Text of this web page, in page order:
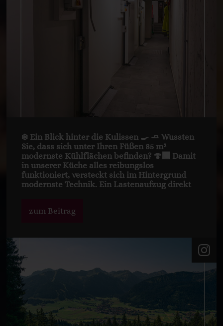
❄️ Ein Blick hinter die Kulissen 🍳 🧈 Wussten
Sie, dass sich unter Ihren Füßen 85 m²
modernste Kühlflächen befinden? 🍄‍🟫 Damit
in unserer Küche alles reibungslos
funktioniert, versteckt sich im Hintergrund
modernste Technik. Ein Lastenaufzug direkt
zum Beitrag